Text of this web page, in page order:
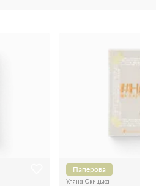
Паперова
Уляна Скицька